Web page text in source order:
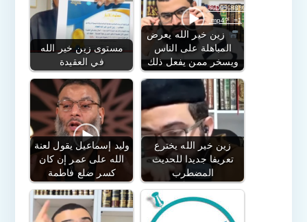
%D9%88%D8%B6
.mp4?_=1
مستوى زين خير الله
في العقيدة
زين خير الله يعرض
المباهلة على الناس
ويسخر ممن يفعل ذلك
وليد إسماعيل يقول لعنة
الله على عمر إن كان
كسر ضلع فاطمة
زين خير الله يخترع
تعريفا جديدا للحديث
المضطرب